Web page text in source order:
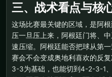
三、战术看点与核
这场比赛最关键的区域，是阿
压一旦压上来，阿根廷门将、
速压缩。阿根廷能否把球从第
赛会不会变成奥地利喜欢的反
3-3为基础，也能切到4-2-3-1